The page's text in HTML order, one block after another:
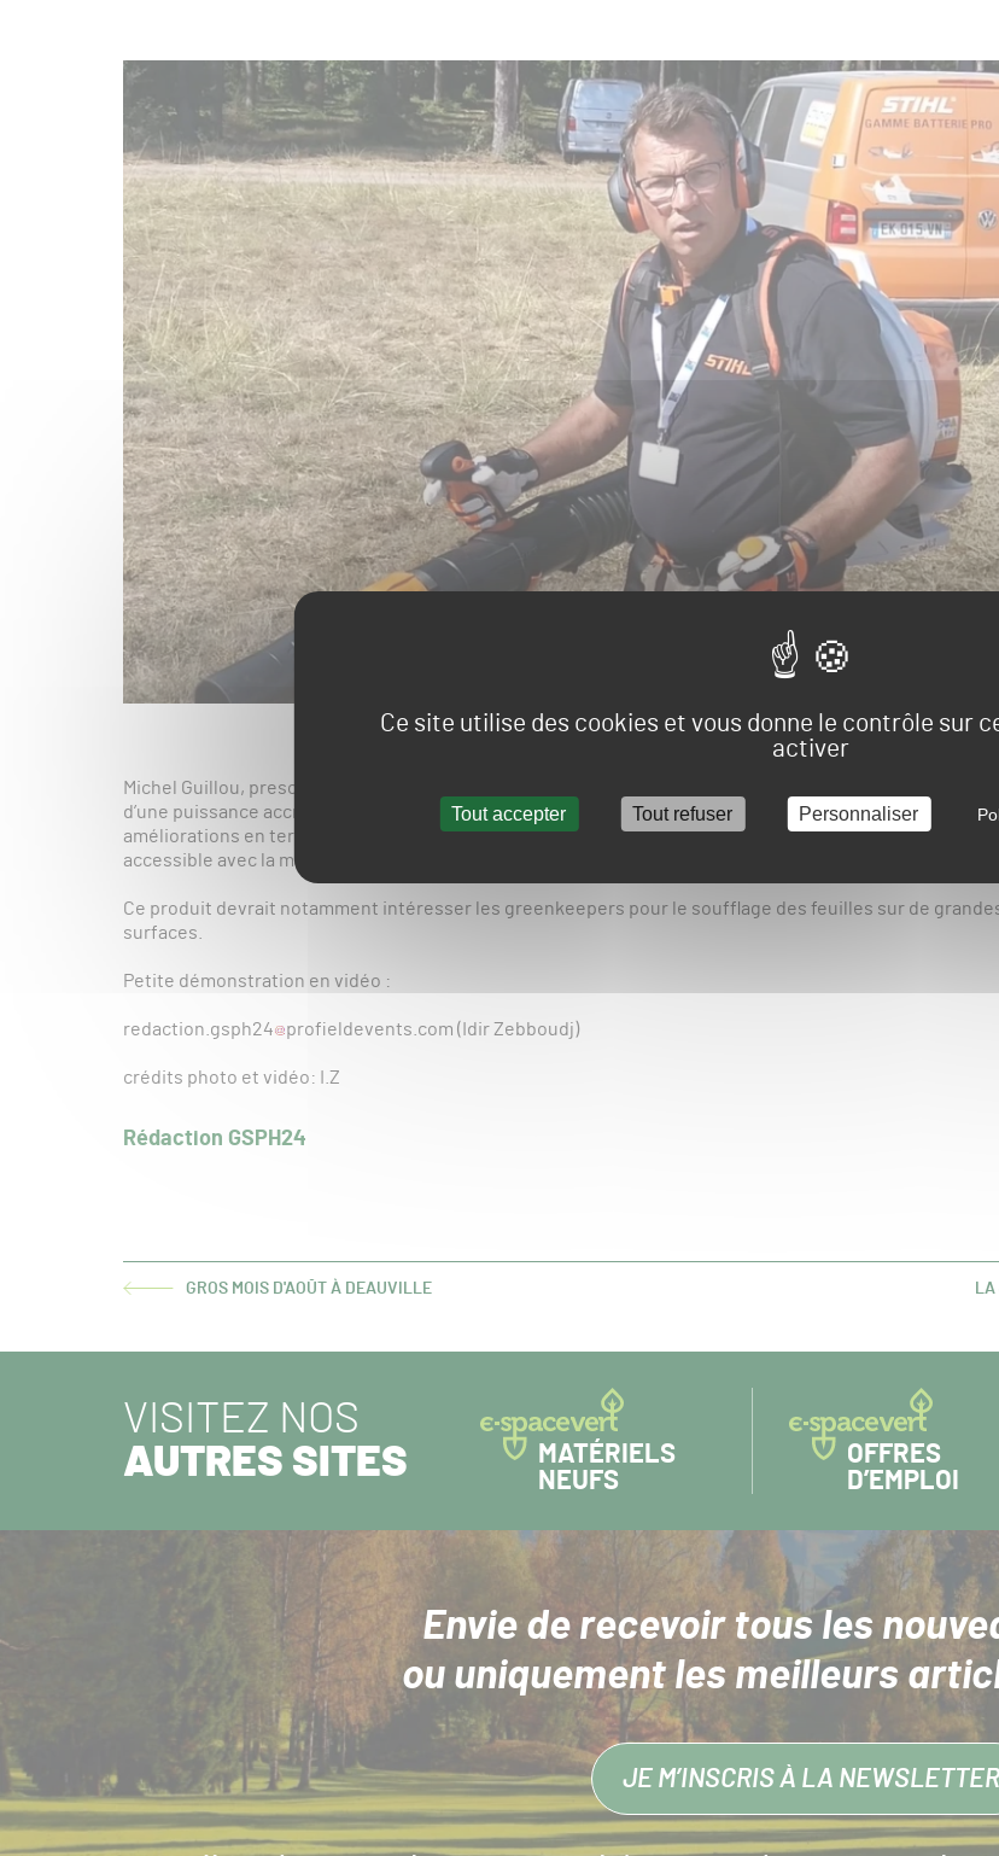
Ce site utilise des cookies et vous donne le contrôle sur
activer
Tout accepter Tout refuser Personnaliser
Michel Guillou, prescripteur chez Stihl France, nous présente le souffleur thermique BR 800, qui en plus
d’une puissance accrue (41 N) par rapport à son prédécesseur, le BR 700, propose de nouvelles
améliorations en termes d’ergonomie (sangles abdominaleet dorsale, système de marche/arrêt au dos,
accessible avec la main gauche une fois le souffleur sanglé).
Ce produit devrait notamment intéresser les greenkeepers pour le soufflage des feuilles sur de
surfaces.
Petite démonstration en vidéo :
redaction.gsph24 profieldevents.com (Idir Zebboudj)
crédits photo et vidéo: I.Z
Rédaction GSPH24
ARTICLEGROS MOIS D'AOÛT À DEAUVILLE LA
VISITEZ NOS
AUTRES SITES
MATÉRIELS
NEUFS
OFFRES
D’EMPLOI
Envie de recevoir tous les
ou uniquement les meilleurs
JE M’INSCRIS À LA NEWSLETTER